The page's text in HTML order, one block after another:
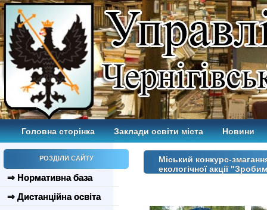
Головна сторінка Заклади освіти міста Новини
РОЗДІЛИ САЙТУ
⇒ Нормативна база
⇒ Дистанційна освіта
Міський конкурс-
екологічної акції